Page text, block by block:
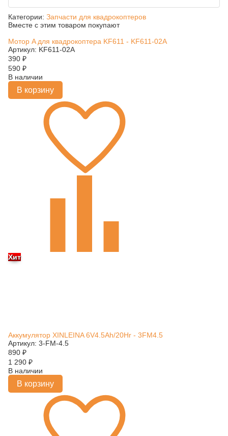
Категории: Запчасти для квадрокоптеров
Вместе с этим товаром покупают
Мотор A для квадрокоптера KF611 - KF611-02A
Артикул: KF611-02A
390 ₽
590 ₽
В наличии
В корзину
Хит
Аккумулятор XINLEINA 6V4.5Ah/20Hr - 3FM4.5
Артикул: 3-FM-4.5
890 ₽
1 290 ₽
В наличии
В корзину